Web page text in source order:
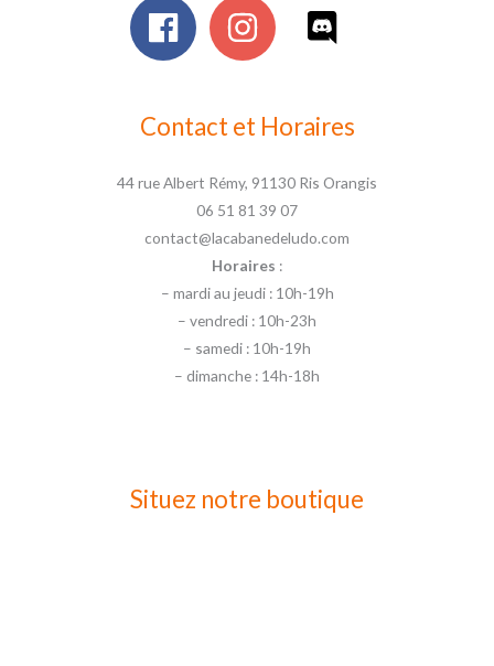
Contact et Horaires
44 rue Albert Rémy, 91130 Ris Orangis
06 51 81 39 07
contact@lacabanedeludo.com
Horaires :
– mardi au jeudi : 10h-19h
– vendredi : 10h-23h
– samedi : 10h-19h
– dimanche : 14h-18h
Situez notre boutique